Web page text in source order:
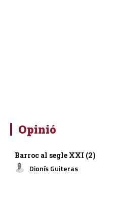
Opinió
Barroc al segle XXI (2)
Dionís Guiteras